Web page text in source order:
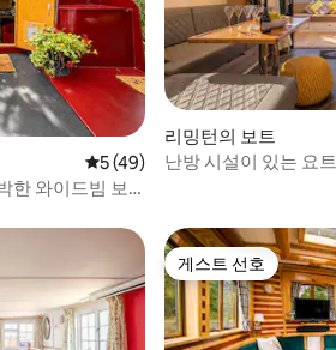
평점 5점(5점 만점), 후기 49개
5 (49)
한 와이드빔 보
리밍턴의 보트
난방 시설이 있는 요
게스트 선호
게스트 선호